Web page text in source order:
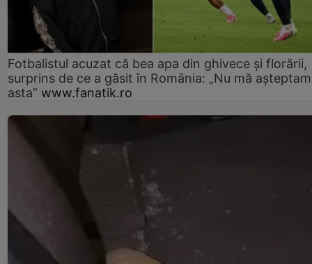
Fotbalistul acuzat că bea apa din ghivece și florării,
surprins de ce a găsit în România: „Nu mă
asta” www.fanatik.ro